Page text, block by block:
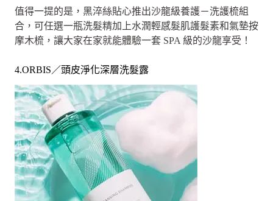
值得一提的是，黑淬絲貼心推出沙龍級養護－洗護梳組
合，可任選一瓶洗髮精加上水潤輕感髮肌護髮素和氣墊按
摩木梳，讓大家在家就能體驗一套 SPA 級的沙龍享受！
4.ORBIS／頭皮淨化深層洗髮露